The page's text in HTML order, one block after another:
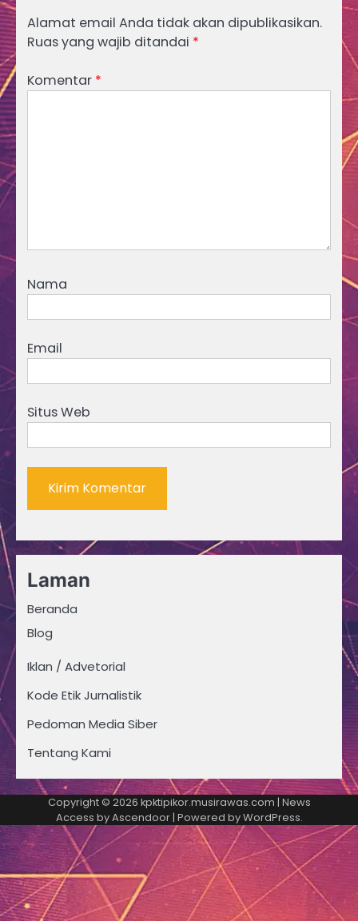
Alamat email Anda tidak akan dipublikasikan.
Ruas yang wajib ditandai *
Komentar *
Nama
Email
Situs Web
Laman
Beranda
Blog
Iklan / Advetorial
Kode Etik Jurnalistik
Pedoman Media Siber
Tentang Kami
Copyright © 2026 kpktipikor.musirawas.com | News
Access byAscendoor| Powered byWordPress.